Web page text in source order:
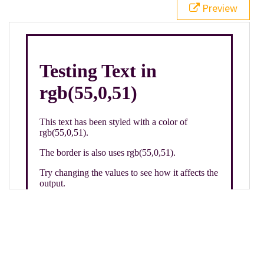
bottom ,
white, rgb(55,0,51));
div class="textColor borderColor"
< h1>Testing Text in rgb(55,0,51)
Preview